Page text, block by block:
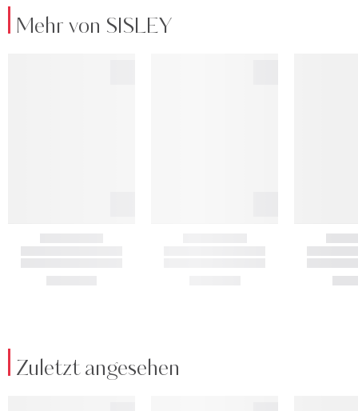
Mehr von SISLEY
Zuletzt angesehen